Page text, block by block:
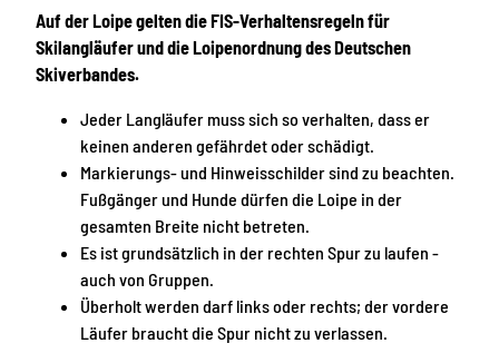
Auf der Loipe gelten die FIS-Verhaltensregeln für
Skilangläufer und die Loipenordnung des Deutschen
Skiverbandes.
Jeder Langläufer muss sich so verhalten, dass er
keinen anderen gefährdet oder schädigt.
Markierungs- und Hinweisschilder sind zu beachten.
Fußgänger und Hunde dürfen die Loipe in der
gesamten Breite nicht betreten.
Es ist grundsätzlich in der rechten Spur zu laufen -
auch von Gruppen.
Überholt werden darf links oder rechts; der vordere
Läufer braucht die Spur nicht zu verlassen.